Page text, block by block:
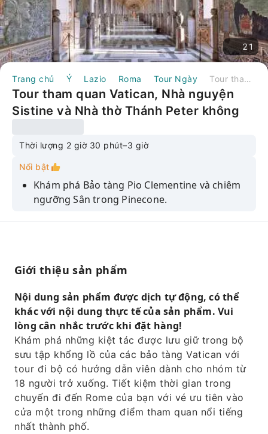
21
Trang chủ Ý Lazio Roma Tour Ngày Tour tham quan Vatican, Nhà nguyện Sistine và Nhà thờ Thánh Peter không cần xếp hàng | Ý
Tour tham quan Vatican, Nhà nguyện
Sistine và Nhà thờ Thánh Peter không
Thời lượng 2 giờ 30 phút–3 giờ
Nổi bật
Khám phá Bảo tàng Pio Clementine và chiêm
ngưỡng Sân trong Pinecone.
Hãy chiêm ngưỡng Phòng trưng bày Bản đồ,
Hãy chiêm ngưỡng các Phòng Raphael và
những bức bích họa nổi tiếng của chúng.
Hãy ghé thăm Nhà nguyện Sistine và chiêm
ngưỡng bức tranh Phán xét cuối cùng của
Michelangelo.
Giới thiệu sản phẩm
Nội dung sản phẩm được dịch tự động, có thể
khác với nội dung thực tế của sản phẩm. Vui
lòng cân nhắc trước khi đặt hàng!
Khám phá những kiệt tác được lưu giữ trong bộ
sưu tập khổng lồ của các bảo tàng Vatican với
tour đi bộ có hướng dẫn viên dành cho nhóm từ
18 người trở xuống. Tiết kiệm thời gian trong
chuyến đi đến Rome của bạn với vé ưu tiên vào
cửa một trong những điểm tham quan nổi tiếng
nhất thành phố.